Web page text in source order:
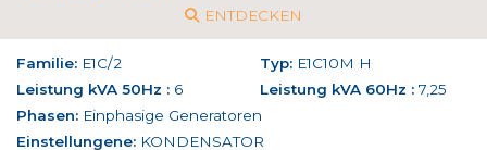
ENTDECKEN
Familie: E1C/2 Typ: E1C10M H
Leistung kVA 50Hz : 6 Leistung kVA 60Hz : 7,25
Phasen: Einphasige Generatoren
Einstellungene: KONDENSATOR